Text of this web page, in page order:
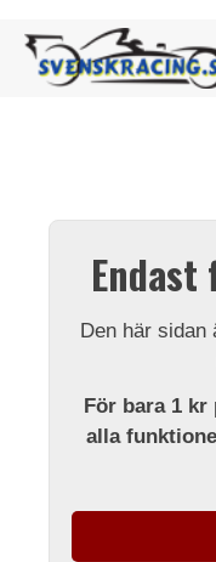
Den här sidan
För bara 1
alla